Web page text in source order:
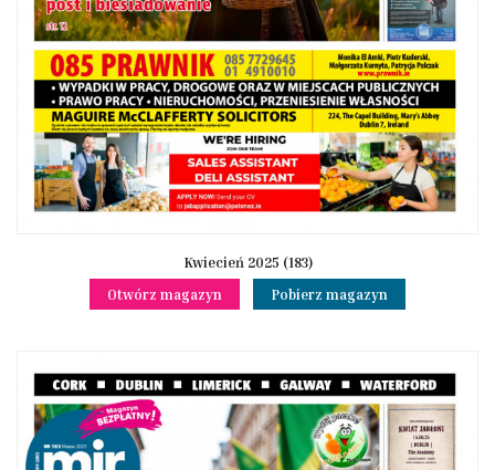
Kwiecień 2025 (183)
Otwórz magazyn
Pobierz magazyn